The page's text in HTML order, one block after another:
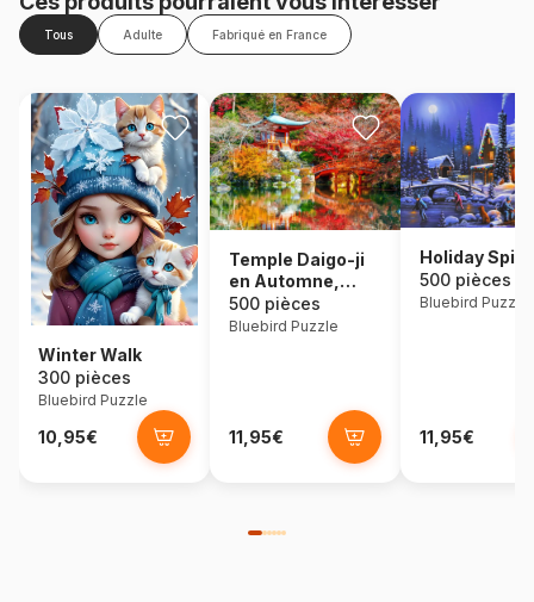
Tous Adulte Fabriqué en France
Winter Walk
300 pièces
Bluebird Puzzle
10,95€
Temple Daigo-ji
en Automne,
Kyoto
500 pièces
Bluebird Puzzle
11,95€
Holiday Spirit
500 pièces
Bluebird Puzzle
11,95€